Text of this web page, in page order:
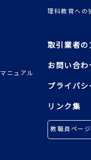
ニュアル
理科教育への
取引業者
お問い合わ
プライバ
リンク集
教職員ページ